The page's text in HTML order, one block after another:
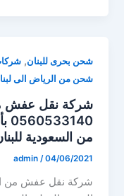
شحن بحرى للبنان,
شحن من الرياض الى
شركة نقل عفش
من السعودية
admin /04/06/2021
شركة نقل عفش من